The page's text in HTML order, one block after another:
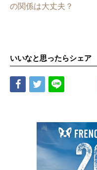
の関係は大丈夫？
いいなと思ったらシェア
Share Tweet